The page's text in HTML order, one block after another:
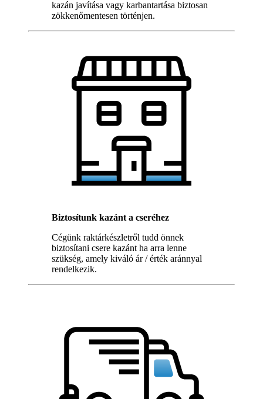
kazán javítása vagy karbantartása biztosan
zökkenőmentesen történjen.
Biztosítunk kazánt a cseréhez
Cégünk raktárkészletről tudd önnek
biztosítani csere kazánt ha arra lenne
szükség, amely kiváló ár / érték aránnyal
rendelkezik.